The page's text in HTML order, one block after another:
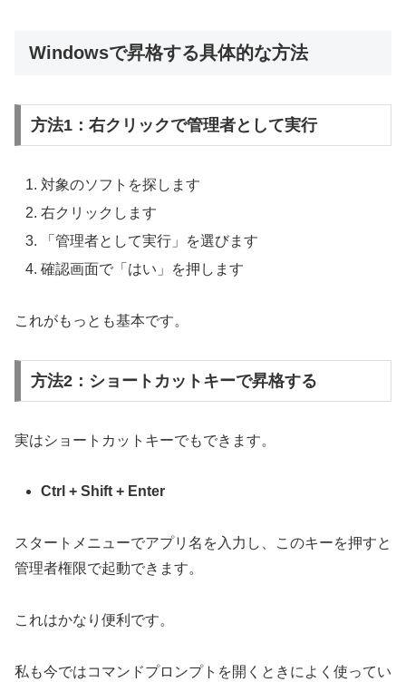
Windowsで昇格する具体的な方法
方法1：右クリックで管理者として実行
対象のソフトを探します
右クリックします
「管理者として実行」を選びます
確認画面で「はい」を押します
これがもっとも基本です。
方法2：ショートカットキーで昇格する
実はショートカットキーでもできます。
Ctrl + Shift + Enter
スタートメニューでアプリ名を入力し、このキーを押すと
管理者権限で起動できます。
これはかなり便利です。
私も今ではコマンドプロンプトを開くときによく使ってい